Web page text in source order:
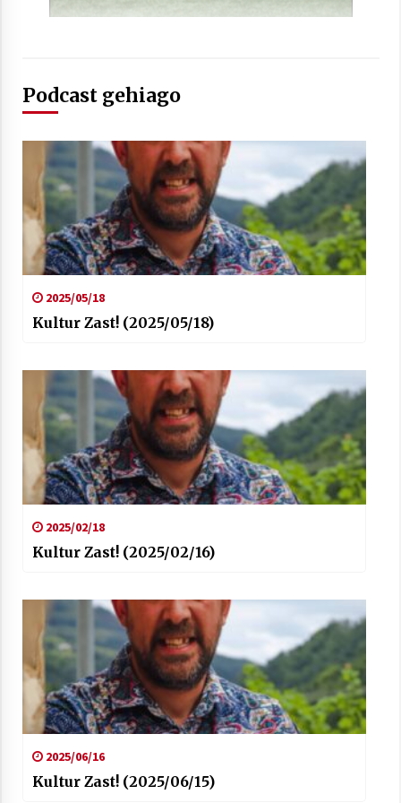
Telebistaren eskutik
2021/06/30
Podcast gehiago
2025/05/18
Kultur Zast! (2025/05/18)
2025/02/18
Kultur Zast! (2025/02/16)
2025/06/16
Kultur Zast! (2025/06/15)